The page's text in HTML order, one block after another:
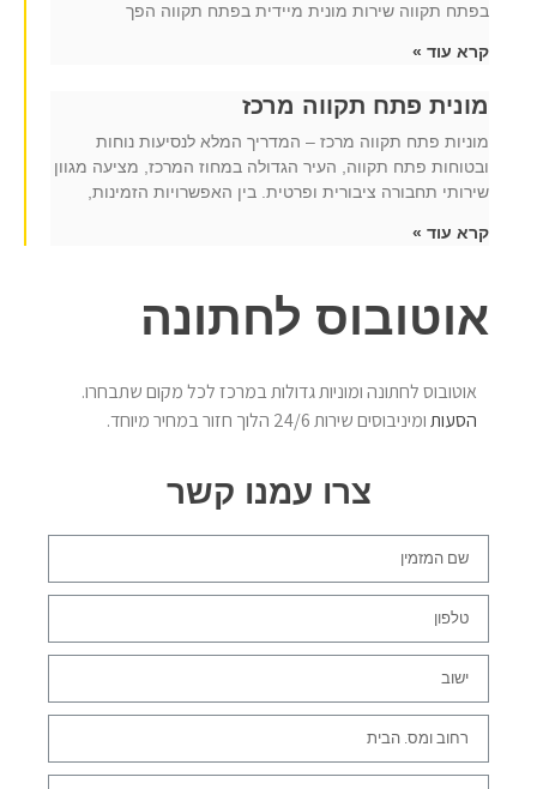
בפתח תקווה שירות מונית מיידית בפתח תקווה הפך
קרא עוד »
מונית פתח תקווה מרכז
מוניות פתח תקווה מרכז – המדריך המלא לנסיעות נוחות
ובטוחות פתח תקווה, העיר הגדולה במחוז המרכז, מציעה מגוון
שירותי תחבורה ציבורית ופרטית. בין האפשרויות הזמינות,
קרא עוד »
אוטובוס לחתונה
אוטובוס לחתונה ומוניות גדולות במרכז לכל מקום שתבחרו.
הסעותומיניבוסים שירות 24/6 הלוך חזור במחיר מיוחד.
צרו עמנו קשר